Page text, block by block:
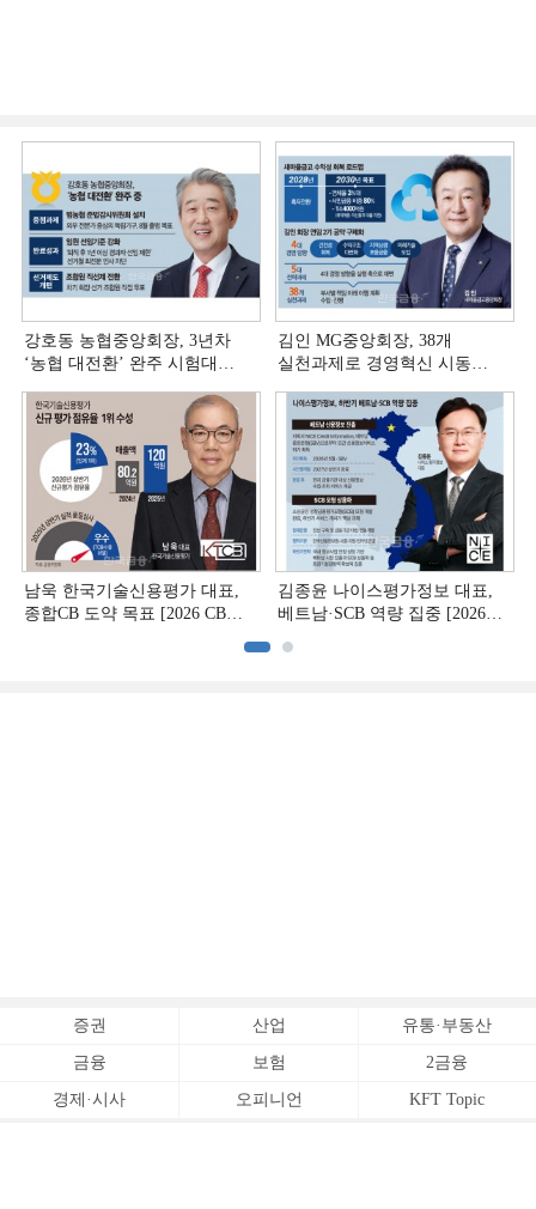
강호동 농협중앙회장, 3년차
‘농협 대전환ʼ 완주 시험대
김인 MG중앙회장, 38개
실천과제로 경영혁신 시동
남욱 한국기술신용평가 대표,
종합CB 도약 목표 [2026 CB사
김종윤 나이스평가정보 대표,
베트남·SCB 역량 집중 [2026
증권 산업 유통·부동산
금융 보험 2금융
경제·시사 오피니언 KFT Topic